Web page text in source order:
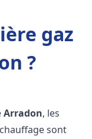
gaz
?
Arradon, les
sont